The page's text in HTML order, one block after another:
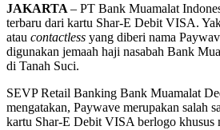
JAKARTA – PT Bank Muamalat
terbaru dari kartu Shar-E Debit VISA.
atau contactless yang diberi nama
digunakan jemaah haji nasabah Bank
di Tanah Suci.
SEVP Retail Banking Bank Muamalat
mengatakan, Paywave merupakan salah
kartu Shar-E Debit VISA berlogo khusus